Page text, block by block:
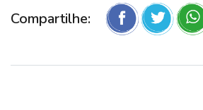
Compartilhe: